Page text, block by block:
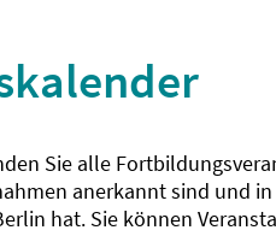
Sie alle
anerkannt sind und
hat. Sie können